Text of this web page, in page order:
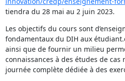
tiendra du 28 mai au 2 juin 2023.
Les objectifs du cours sont
fondamentaux du DIH aux
ainsi que de fournir un milieu
connaissances à des études de
journée complète dédiée à des